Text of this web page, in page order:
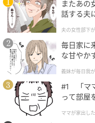
の記事をも
またあの
話する夫
夫の女性部下
毎日家に
な甘やか
が】
義妹が毎日我
#1 「マ
って部屋
ママが家出した